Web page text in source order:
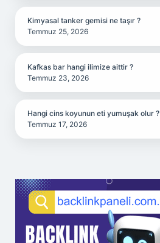
Kimyasal tanker gemisi ne taşır ?
Temmuz 25, 2026
Kafkas bar hangi ilimize aittir ?
Temmuz 23, 2026
Hangi cins koyunun eti yumuşak olur ?
Temmuz 17, 2026